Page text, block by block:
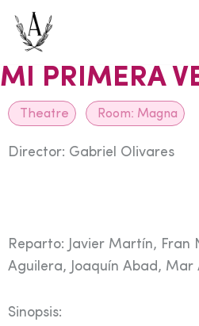
Skip
to
content
MI PRIMERA
Theatre Room: Magna
Director: Gabriel Olivares
Reparto: Javier Martín, Fran
Aguilera, Joaquín Abad, Mar
Sinopsis: